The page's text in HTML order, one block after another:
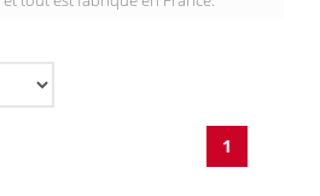
1